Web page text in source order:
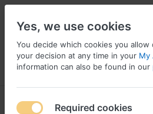
Menu Log in Compare
Yes, we use cookies
You decide which cookies you allow
your decision at any time in your My
information can also be found in our
Required cookies